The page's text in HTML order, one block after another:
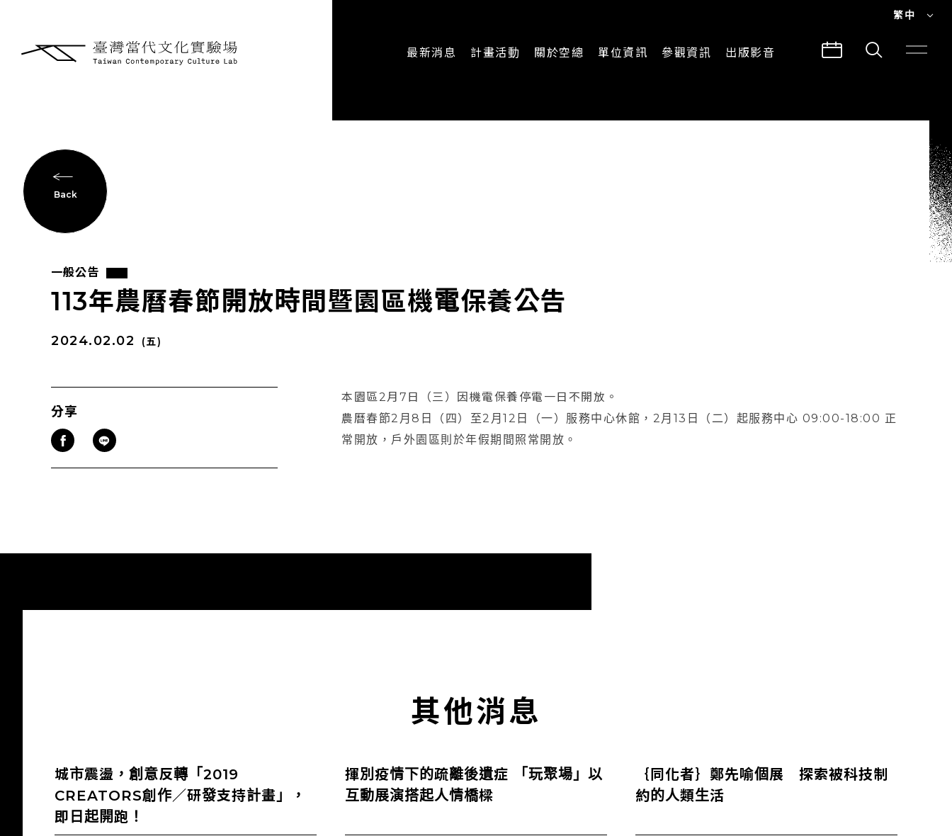
繁中
最新消息
即時新聞
計畫活動
主題計畫
關於空總
組織架構
單位資訊 參觀資訊
交通與地圖
出版影音
所有影音
Back
一般公告
113年農曆春節開放時間暨園區機電保養公告
2024.02.02 (五)
分享
本園區2月7日（三）因機電保養停電一日不開放。
農曆春節2月8日（四）至2月12日（一）服務中心休館，2月13日（二）起服務中心 09:00-18:00 正
常開放，戶外園區則於年假期間照常開放。
其他消息
城市震盪，創意反轉「2019
CREATORS創作／研發支持計畫」，
即日起開跑！
揮別疫情下的疏離後遺症 「玩聚場」以
互動展演搭起人情橋樑
｛同化者｝鄭先喻個展 探索被科技制
約的人類生活